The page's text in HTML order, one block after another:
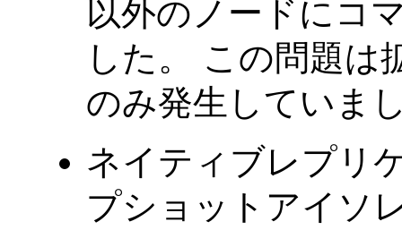
以外のノードにコ
した。 この問題は
のみ発生していま
ネイティブレプリ
プショットアイソ